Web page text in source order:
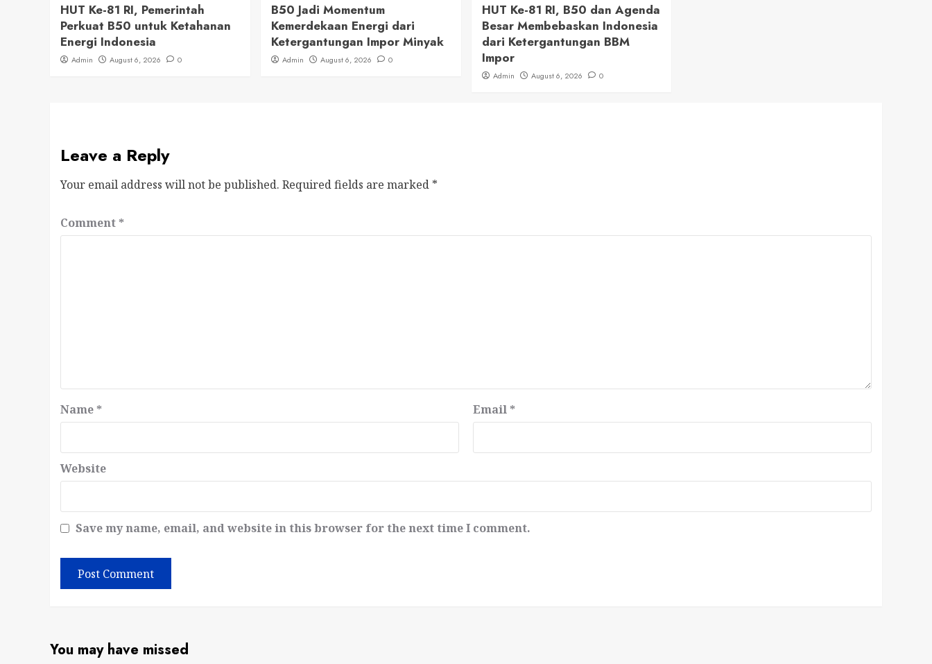
HUT Ke-81 RI, Pemerintah
Perkuat B50 untuk Ketahanan
Energi Indonesia
Admin August 6, 2026 0
B50 Jadi Momentum
Kemerdekaan Energi dari
Ketergantungan Impor Minyak
Admin August 6, 2026 0
HUT Ke-81 RI, B50 dan Agenda
Besar Membebaskan Indonesia
dari Ketergantungan BBM
Impor
Admin August 6, 2026 0
Leave a Reply
Your email address will not be published. Required fields are marked *
Comment *
Name * Email *
Website
Save my name, email, and website in this browser for the next time I comment.
You may have missed